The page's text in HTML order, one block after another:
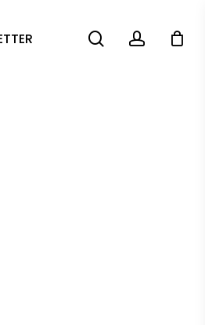
searchaccount